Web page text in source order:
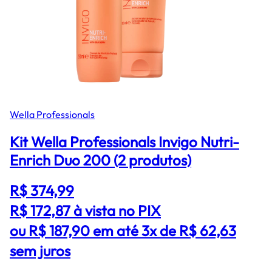
Wella Professionals
Kit Wella Professionals Invigo Nutri-
Enrich Duo 200 (2 produtos)
R$ 374,99
R$ 172,87à vista no PIX
ou R$ 187,90 em até 3x de R$ 62,63
sem juros